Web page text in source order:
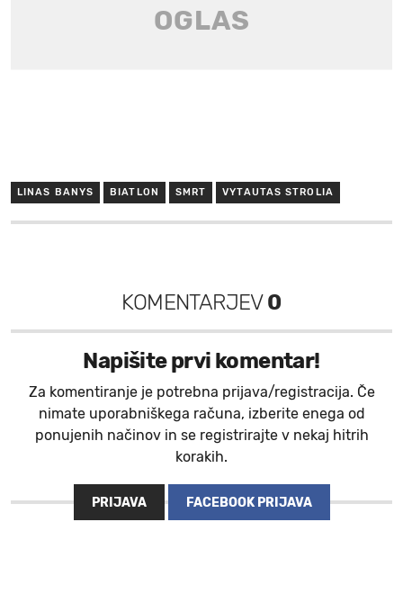
LINAS BANYS BIATLON SMRT VYTAUTAS STROLIA
KOMENTARJEV0
Napišite prvi komentar!
Za komentiranje je potrebna prijava/registracija. Če
nimate uporabniškega računa, izberite enega od
ponujenih načinov in se registrirajte v nekaj hitrih
korakih.
PRIJAVA FACEBOOK PRIJAVA